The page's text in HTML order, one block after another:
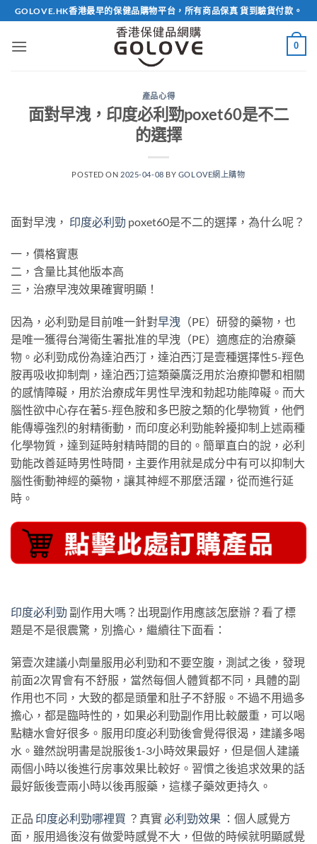
Skip
to
content
GOLOVE.HK香港最早的保健品購物平台，所有商品保真 貨到驗貨付款。
0
產品心得
面對早洩，印度必利勁poxet60是不二
的選擇
POSTED ON 2025-04-08 BY GOLOVE網上購物
面對早洩， 印度必利勁 poxet60是不二的選擇，為什么呢？
一，價格實惠
二，含量比其他版本高
三，治療早洩效果確實明顯！
因為，必利勁是目前唯一針對早洩 （PE）研發的藥物，也
是唯一獲得台灣衛生署批准的早洩（PE）適應症的治療藥
物。必利勁成份為達泊西汀，達泊西汀是壹種選擇性5-羥色
胺再吸收抑制劑，達泊西汀這類藥廣泛用於治療抑鬱和相關
的感情障礙，用於治療成年男性早洩和勃起功能障礙。而大
腦性欲中心存在著5-羥色胺和多巴胺之類的化學物質，他們
能傳導強烈的射精衝動，而印度必利勁能幹擾抑制上述兩種
化學物質，達到延時射精時間的目的。簡單直白的說，必利
勁能改善延時男性時間，主要作用就是成分中有可以抑制大
腦性衝動神經的藥物，讓其神經不那麼活躍，從而進行延
時。
印度必利勁 副作用大嗎？出現副作用應該怎麼辦？看了標
題是不是很震驚，別擔心，繼續往下面看：
第壹次建議小劑量服用必利勁和不要空腹，測試之後，發現
前面2次胃會有不舒服，當然每個人體質都不同，具體的副
作用也不同，大致的都是頭暈和肚子不舒服。不過不用過多
擔心，都是臨時性的，如果必利勁副作用比較嚴重，可以喝
點糖水會好很多。服用印度必利勁後會覺得很渴，建議多喝
水。雖然說明書是說服後1-3小時效果最好，但是個人建議
兩個小時以後進行房事效果比較好。習慣之後追求效果的話
最好飯後壹兩小時以後再服藥，這樣子藥效更持久。
正品 印度必利勁哪裡買 ？真實必利勁效果 ：個人感覺方
面，服用過後沒有做愛時感覺不大，但做的時候就明顯感覺